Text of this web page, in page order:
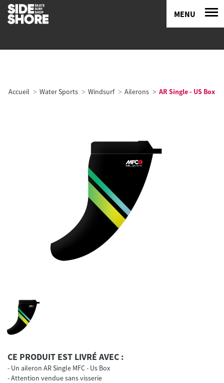
MENU
Accueil Water Sports Windsurf Ailerons AR Single - US Box
CE PRODUIT EST LIVRÉ AVEC :
Un aileron AR Single MFC - Us Box
Attention vendue sans visserie